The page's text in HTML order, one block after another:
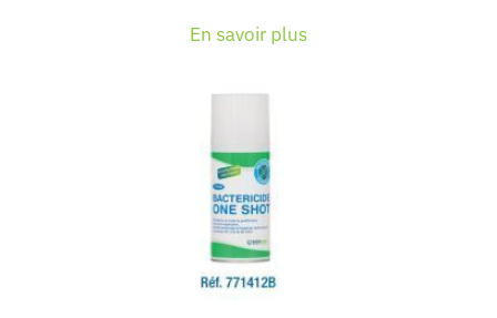
En savoir plus